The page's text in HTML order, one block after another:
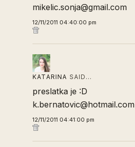
mikelic.sonja@gmail.com
12/11/2011 04:40:00 pm
KATARINA SAID…
preslatka je :D
k.bernatovic@hotmail.com
12/11/2011 04:41:00 pm